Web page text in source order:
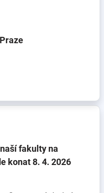
fakulty na
konat 8. 4. 2026